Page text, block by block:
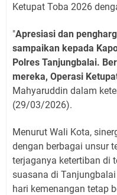
Ketupat Toba 2026
"Apresiasi dan
sampaikan kepada
Polres Tanjungbalai.
mereka, Operasi
Mahyaruddin dalam
(29/03/2026).
Menurut Wali Kota,
dengan berbagai unsur
terjaganya ketertiban di
suasana di
hari kemenangan tetap